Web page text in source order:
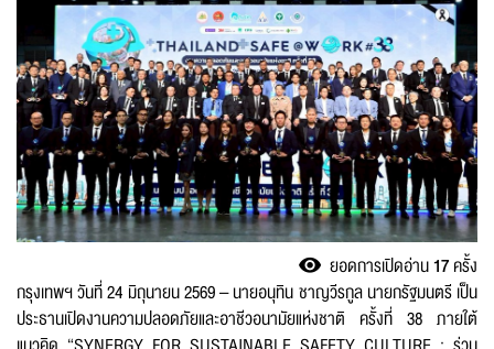
ยอดการเปิดอ่าน17ครั้ง
กรุงเทพฯ วันที่ 24 มิถุนายน 2569 – นายอนุทิน ชาญวีรกูล นายกรัฐมนตรี เป็น
ประธานเปิดงานความปลอดภัยและอาชีวอนามัยแห่งชาติ ครั้งที่ 38 ภายใต้
แจ้งไฟล์เสีย
ชื่อ*